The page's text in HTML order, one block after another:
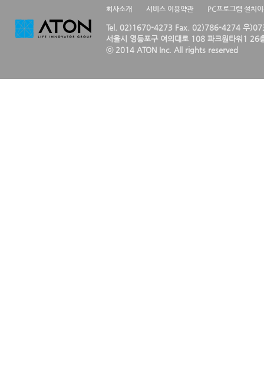
회사소개 서비스 이용약관 PC프로그램 설치
Tel. 02)1670-4273 Fax. 02)786-4274 우
서울시 영등포구 여의대로 108 파크원타워1 26
ⓒ 2014 ATON Inc. All rights reserved